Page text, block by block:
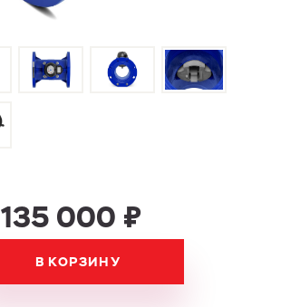
135 000 ₽
В КОРЗИНУ